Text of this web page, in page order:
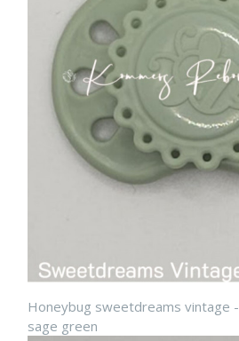
Honeybug sweetdreams vintage -
sage green